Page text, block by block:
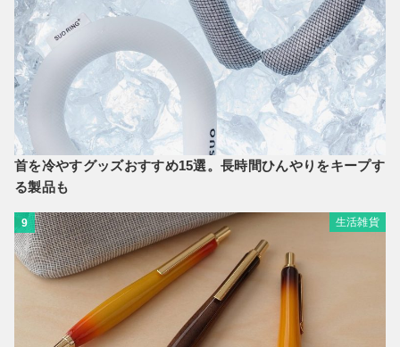
首を冷やすグッズおすすめ15選。長時間ひんやりをキープす
る製品も
9 生活雑貨